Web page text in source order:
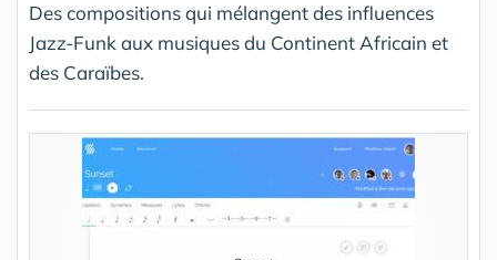
Des compositions qui mélangent des influences
Jazz-Funk aux musiques du Continent Africain et
des Caraïbes.